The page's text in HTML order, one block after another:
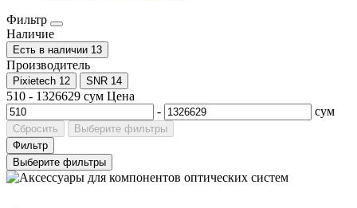
Фильтр
Наличие
Есть в наличии 13
Производитель
Pixietech 12 SNR 14
510 - 1326629 сум Цена
-
сум
Сбросить
Выберите фильтры
Фильтр
Выберите фильтры